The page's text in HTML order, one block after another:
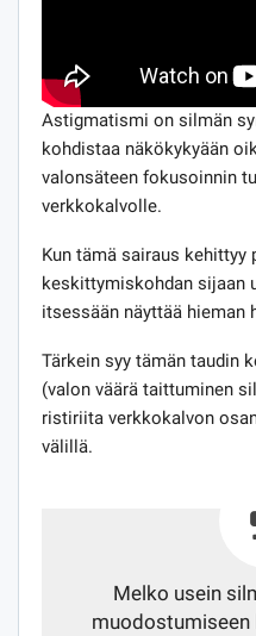
Astigmatismi on silmän
kohdistaa näkökykyään
valonsäteen fokusoinnin
verkkokalvolle.
Kun tämä sairaus kehittyy
keskittymiskohdan sijaan
itsessään näyttää hieman
Tärkein syy tämän taudin
(valon väärä taittuminen
ristiriita verkkokalvon
välillä.
Melko usein